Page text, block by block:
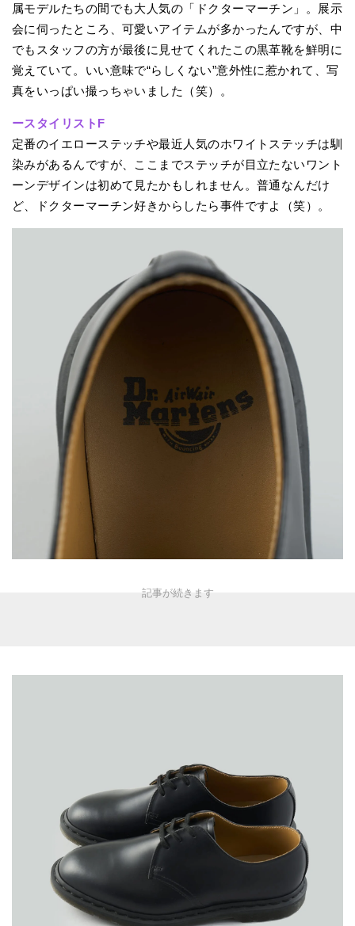
属モデルたちの間でも大人気の「ドクターマーチン」。展示
会に伺ったところ、可愛いアイテムが多かったんですが、中
でもスタッフの方が最後に見せてくれたこの黒革靴を鮮明に
覚えていて。いい意味で“らしくない”意外性に惹かれて、写
真をいっぱい撮っちゃいました（笑）。
ースタイリストF
定番のイエローステッチや最近人気のホワイトステッチは馴
染みがあるんですが、ここまでステッチが目立たないワント
ーンデザインは初めて見たかもしれません。普通なんだけ
ど、ドクターマーチン好きからしたら事件ですよ（笑）。